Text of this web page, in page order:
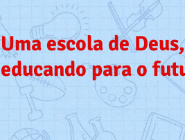
Uma escola de Deus,
educando para o